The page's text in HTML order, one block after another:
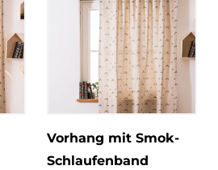
Vorhang mit Smok-
Schlaufenband